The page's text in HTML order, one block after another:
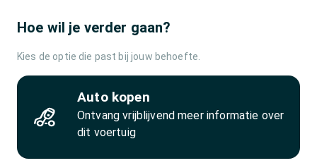
Hoe wil je verder gaan?
Kies de optie die past bij jouw behoefte.
Auto kopen
Ontvang vrijblijvend meer informatie over
dit voertuig